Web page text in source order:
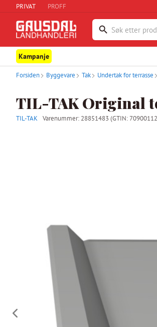
PRIVAT PROFF
Kampanje
Forsiden Byggevare Tak Undertak for terrasse
TIL-TAK Original
TIL-TAK Varenummer: 28851483 (GTIN: